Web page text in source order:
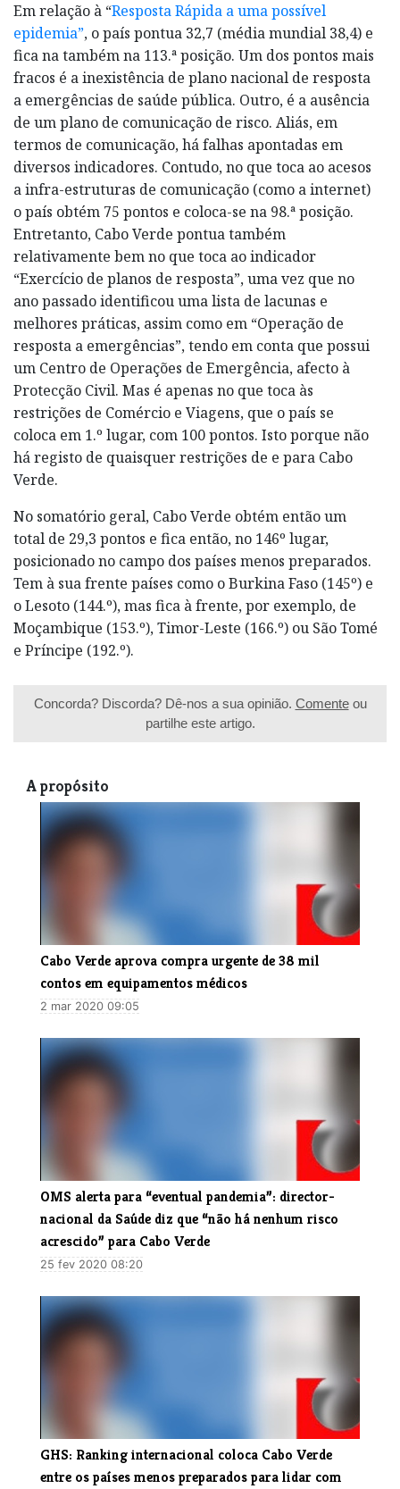
Em relação à “Resposta Rápida a uma possível
epidemia”, o país pontua 32,7 (média mundial 38,4) e
fica na também na 113.ª posição. Um dos pontos mais
fracos é a inexistência de plano nacional de resposta
a emergências de saúde pública. Outro, é a ausência
de um plano de comunicação de risco. Aliás, em
termos de comunicação, há falhas apontadas em
diversos indicadores. Contudo, no que toca ao acesos
a infra-estruturas de comunicação (como a internet)
o país obtém 75 pontos e coloca-se na 98.ª posição.
Entretanto, Cabo Verde pontua também
relativamente bem no que toca ao indicador
“Exercício de planos de resposta”, uma vez que no
ano passado identificou uma lista de lacunas e
melhores práticas, assim como em “Operação de
resposta a emergências”, tendo em conta que possui
um Centro de Operações de Emergência, afecto à
Protecção Civil. Mas é apenas no que toca às
restrições de Comércio e Viagens, que o país se
coloca em 1.º lugar, com 100 pontos. Isto porque não
há registo de quaisquer restrições de e para Cabo
Verde.
No somatório geral, Cabo Verde obtém então um
total de 29,3 pontos e fica então, no 146º lugar,
posicionado no campo dos países menos preparados.
Tem à sua frente países como o Burkina Faso (145º) e
o Lesoto (144.º), mas fica à frente, por exemplo, de
Moçambique (153.º), Timor-Leste (166.º) ou São Tomé
e Príncipe (192.º).
Concorda? Discorda? Dê-nos a sua opinião. Comenteou
partilhe este artigo.
A propósito
Cabo Verde aprova compra urgente de 38 mil
contos em equipamentos médicos
2 mar 2020 09:05
OMS alerta para “eventual pandemia”: director-
nacional da Saúde diz que “não há nenhum risco
acrescido” para Cabo Verde
25 fev 2020 08:20
GHS: Ranking internacional coloca Cabo Verde
entre os países menos preparados para lidar com